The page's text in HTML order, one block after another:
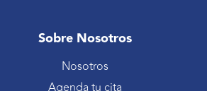
Sobre Nosotros
Nosotros
Agenda tu cita